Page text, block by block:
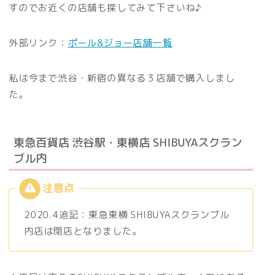
すのでお近くの店舗も探してみて下さいね♪
外部リンク： ポール&ジョー店舗一覧
私は今まで渋谷・新宿の異なる３店舗で購入しまし
た。
東急百貨店 渋谷駅・東横店 SHIBUYAスクラン
ブル内
2020.4追記：東急東横 SHIBUYAスクランブル
内店は閉店となりました。